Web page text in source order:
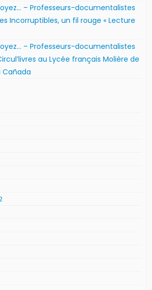
– Professeurs-documentalistes
Incorruptibles, un fil rouge « Lecture
– Professeurs-documentalistes
au Lycée français Molière de
Cañada